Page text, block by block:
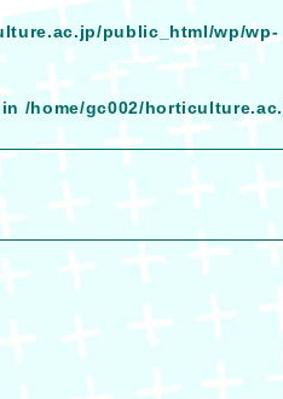
public_html/wp/wp-
/home/gc002/